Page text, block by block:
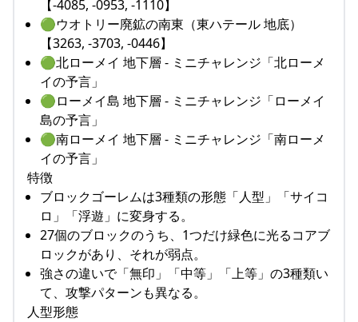
【-4085, -0953, -1110】
🟢ウオトリー廃鉱の南東（東ハテール 地底）
【3263, -3703, -0446】
🟢北ローメイ 地下層 - ミニチャレンジ「北ローメ
イの予言」
🟢ローメイ島 地下層 - ミニチャレンジ「ローメイ
島の予言」
🟢南ローメイ 地下層 - ミニチャレンジ「南ローメ
イの予言」
特徴
ブロックゴーレムは3種類の形態「人型」「サイコ
ロ」「浮遊」に変身する。
27個のブロックのうち、1つだけ緑色に光るコアブ
ロックがあり、それが弱点。
強さの違いで「無印」「中等」「上等」の3種類い
て、攻撃パターンも異なる。
人型形態